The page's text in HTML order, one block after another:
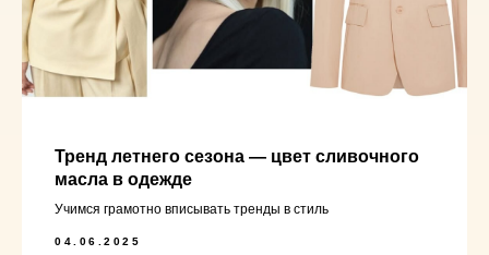
Тренд летнего сезона — цвет сливочного
масла в одежде
Учимся грамотно вписывать тренды в стиль
04.06.2025